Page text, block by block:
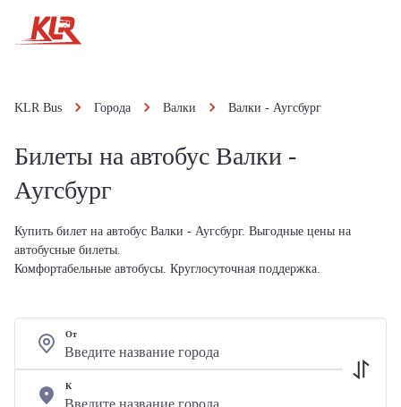
KLR Bus Города Валки Валки - Аугсбург
Билеты на автобус Валки -
Аугсбург
Купить билет на автобус Валки - Аугсбург. Выгодные цены на
автобусные билеты.
Комфортабельные автобусы. Круглосуточная поддержка.
От
К